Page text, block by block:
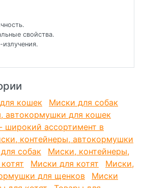
свойства.
эффект.
кошек
Миски для собак
автокормушки для кошек
широкий ассортимент в
контейнеры, автокормушки
собак
Миски, контейнеры,
Миски для котят
Миски,
для щенков
Миски